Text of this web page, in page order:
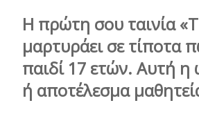
Η πρώτη σου ταινία
μαρτυράει σε τίποτα
παιδί 17 ετών. Αυτή η
ή αποτέλεσμα